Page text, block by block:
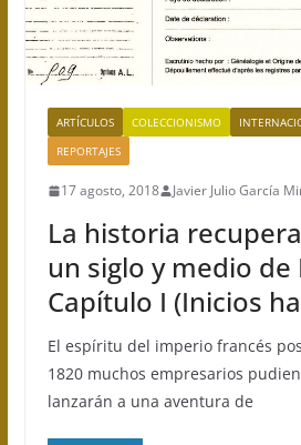
ARTÍCULOS COLECCIONISMO
REPORTAJES
17 agosto, 2018 Javier Julio García
La historia
un siglo y medio de
Capítulo I (Inicios
El espíritu del imperio francés
1820 muchos empresarios
lanzarán a una aventura de